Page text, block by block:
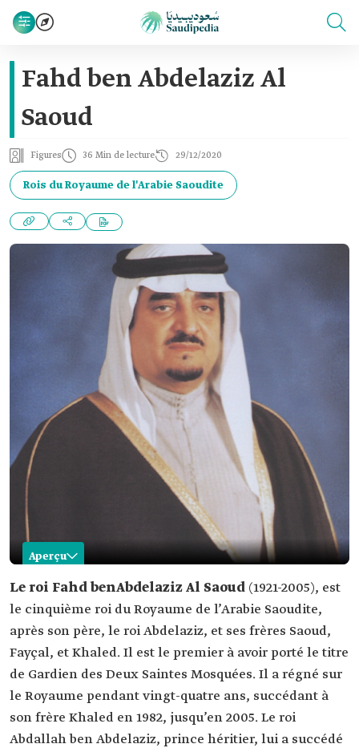
Fahd ben Abdelaziz Al
Saoud
Figures 36 Min de lecture 29/12/2020
Rois du Royaume de l'Arabie Saoudite
Aperçu
Fahd ben Abdelaziz Al Saoud
Nom
Roi Fahd ben Abdelaziz Al Saoud. Position
Titre
le premier à avoir porté le titre de Gardien des
Deux Saintes Mosquées.
Date de
naissance
1921.
Lieu de
Riyad.
Le roi Fahd benAbdelaziz Al Saoud (1921-2005), est
le cinquième roi du Royaume de l’Arabie Saoudite,
après son père, le roi Abdelaziz, et ses frères Saoud,
Fayçal, et Khaled. Il est le premier à avoir porté le titre
de Gardien des Deux Saintes Mosquées. Il a régné sur
le Royaume pendant vingt-quatre ans, succédant à
son frère Khaled en 1982, jusqu’en 2005. Le roi
Abdallah ben Abdelaziz, prince héritier, lui a succédé